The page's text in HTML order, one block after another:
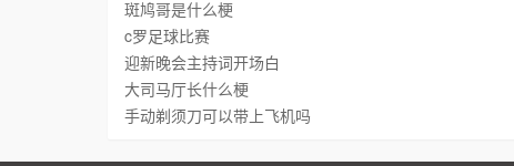
斑鸠哥是什么梗
c罗足球比赛
迎新晚会主持词开场白
大司马厅长什么梗
手动剃须刀可以带上飞机吗